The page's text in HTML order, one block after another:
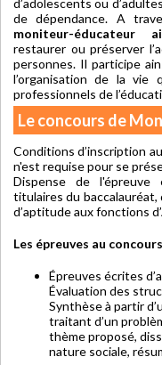
d’adolescents ou
de dépendance. A
moniteur-éducateur
restaurer ou préserver
personnes. Il participe
l’organisation de la vie
professionnels de
Le concours de
Conditions d’inscription
n'est requise pour se
Dispense de l'épreuve
titulaires du
d’aptitude aux fonctions
Les épreuves au concours
Épreuves écrites
Évaluation des
Synthèse à partir
traitant d’un
thème proposé,
nature sociale,